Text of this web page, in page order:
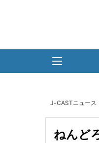
J-CASTニュース
ねんど